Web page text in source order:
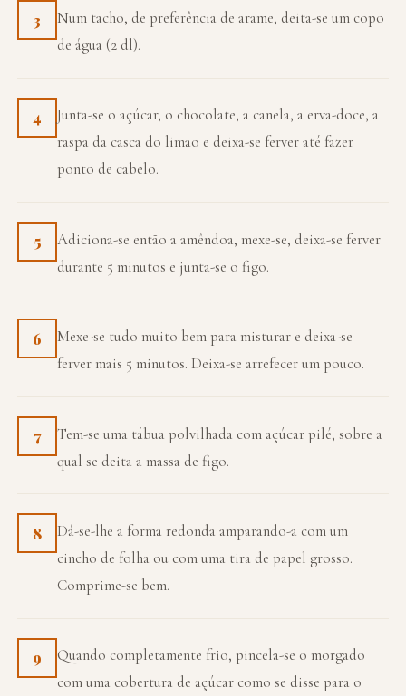
3
Num tacho, de preferência de arame, deita-se um copo
de água (2 dl).
4
Junta-se o açúcar, o chocolate, a canela, a erva-doce, a
raspa da casca do limão e deixa-se ferver até fazer
ponto de cabelo.
5
Adiciona-se então a amêndoa, mexe-se, deixa-se ferver
durante 5 minutos e junta-se o figo.
6
Mexe-se tudo muito bem para misturar e deixa-se
ferver mais 5 minutos. Deixa-se arrefecer um pouco.
7
Tem-se uma tábua polvilhada com açúcar pilé, sobre a
qual se deita a massa de figo.
8
Dá-se-lhe a forma redonda amparando-a com um
cincho de folha ou com uma tira de papel grosso.
Comprime-se bem.
9
Quando completamente frio, pincela-se o morgado
com uma cobertura de açúcar como se disse para o